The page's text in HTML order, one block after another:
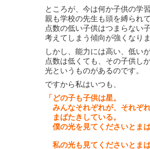
ところが、今は何か子供の学
親も学校の先生も頭を縛られ
点数の低い子供はつまらない
考えてしまう傾向が強くなり
しかし、能力には高い、低い
点数は低くても、その子供し
光というものがあるのです。
ですから私はいつも、
「どの子も子供は星。
みんなそれぞれが、それぞ
まばたきしている。
僕の光を見てくださいとま
私の光も見てくださいとま